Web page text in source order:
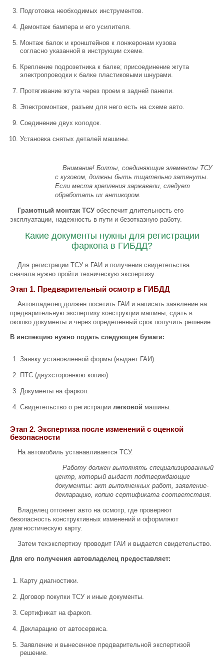
Подготовка необходимых инструментов.
Демонтаж бампера и его усилителя.
Монтаж балок и кронштейнов к лонжеронам кузова
согласно указанной в инструкции схеме.
Крепление подрозетника к балке; присоединение жгута
электропроводки к балке пластиковыми шнурами.
Протягивание жгута через проем в задней панели.
Электромонтаж, разъем для него есть на схеме авто.
Соединение двух колодок.
Установка снятых деталей машины.
Внимание! Болты, соединяющие элементы ТСУ
с кузовом, должны быть тщательно затянуты.
Если места крепления заржавели, следует
обработать их антикором.
Грамотный монтаж ТСУ обеспечит длительность его
эксплуатации, надежность в пути и безотказную работу.
Какие документы нужны для регистрации
фаркопа в ГИБДД?
Для регистрации ТСУ в ГАИ и получения свидетельства
сначала нужно пройти техническую экспертизу.
Этап 1. Предварительный осмотр в ГИБДД
Автовладелец должен посетить ГАИ и написать заявление на
предварительную экспертизу конструкции машины, сдать в
окошко документы и через определенный срок получить решение.
В инспекцию нужно подать следующие бумаги:
Заявку установленной формы (выдает ГАИ).
ПТС (двухстороннюю копию).
Документы на фаркоп.
Свидетельство о регистрации легковой машины.
Этап 2. Экспертиза после изменений с оценкой
безопасности
На автомобиль устанавливается ТСУ.
Работу должен выполнять специализированный
центр, который выдаст подтверждающие
документы: акт выполненных работ, заявление-
декларацию, копию сертификата соответствия.
Владелец отгоняет авто на осмотр, где проверяют
безопасность конструктивных изменений и оформляют
диагностическую карту.
Затем техэкспертизу проводит ГАИ и выдается свидетельство.
Для его получения автовладелец предоставляет:
Карту диагностики.
Договор покупки ТСУ и иные документы.
Сертификат на фаркоп.
Декларацию от автосервиса.
Заявление и вынесенное предварительной экспертизой
решение.